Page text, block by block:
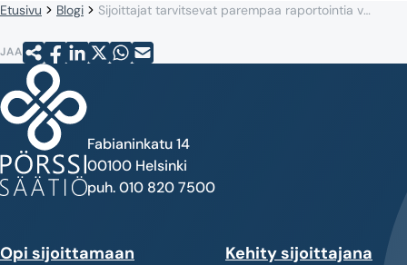
Etusivu Blogi Sijoittajat tarvitsevat parempaa raportointia vastuullisuudesta
JAA
Fabianinkatu 14
00100 Helsinki
puh. 010 820 7500
Opi sijoittamaan Kehity sijoittajana